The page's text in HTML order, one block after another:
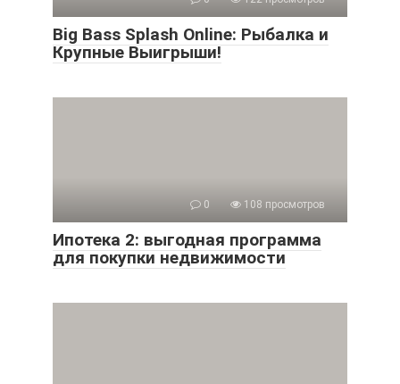
Big Bass Splash Online: Рыбалка и
Крупные Выигрыши!
0 108 просмотров
Ипотека 2: выгодная программа
для покупки недвижимости